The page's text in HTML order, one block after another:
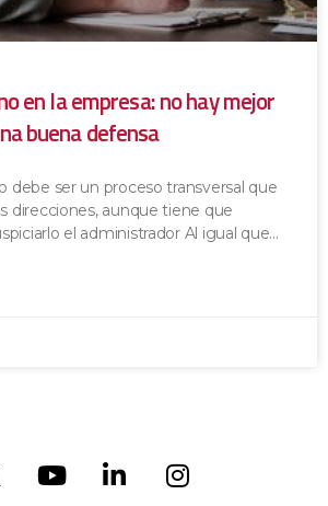
en la empresa: no hay mejor
buena defensa
debe ser un proceso transversal que
direcciones, aunque tiene que
el administrador Al igual que